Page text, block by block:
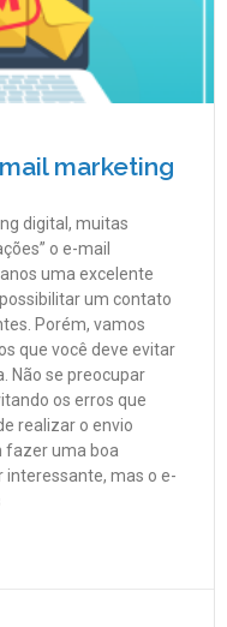
marketing
digital, muitas
o e-mail
uma excelente
um contato
Porém, vamos
que você deve evitar
Não se preocupar
os erros que
realizar o envio
fazer uma boa
interessante, mas o e-